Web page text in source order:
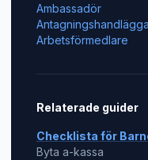
Ambassadör
Arbetsförmedlare
Relaterade guider
Checklista för
Byta a-kassa